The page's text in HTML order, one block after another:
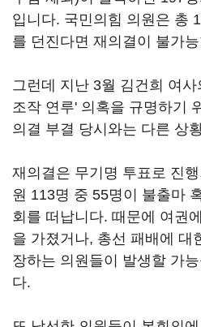
입니다. 국민의힘 의원은 총
를 던진다면 재의결이 불가
그런데 지난 3월 김건희 여
조작 연루' 의혹을 규명하기
의결 부결 당시와는 다른 상
재의결은 무기명 투표로 진
원 113명 중 55명이 불출마
회를 떠납니다. 때문에 여권
을 가졌거나, 총선 패배에 대
장하는 의원들이 발생할 가
다.